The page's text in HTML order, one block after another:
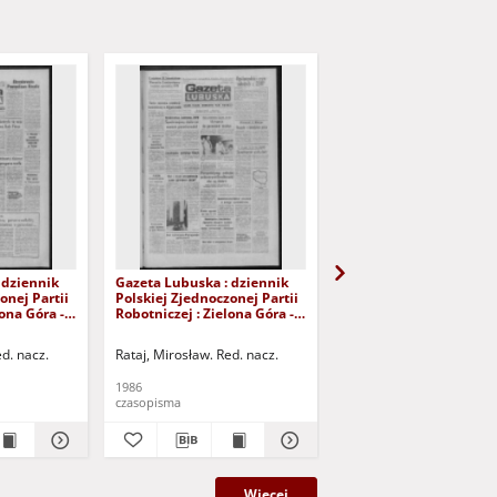
dziennik
Partii
Góra -
nacz.
Gazeta Lubuska : dziennik
Polskiej Zjednoczonej Partii
Robotniczej : Zielona Góra -
Rataj, Mirosław. Red. nacz.
1986
czasopisma